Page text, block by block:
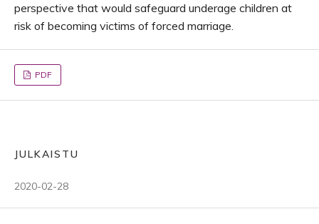
perspective that would safeguard underage children at
risk of becoming victims of forced marriage.
PDF
JULKAISTU
2020-02-28